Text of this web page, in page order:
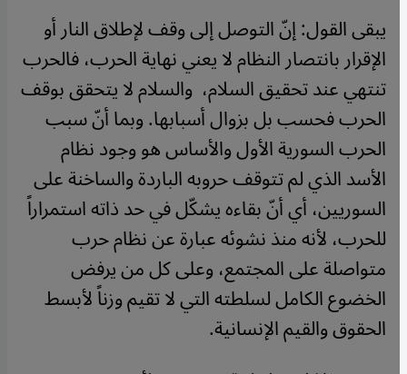
يبقى القول: إنّ التوصل إلى وقف لإطلاق النار أو
الإقرار بانتصار النظام لا يعني نهاية الحرب، فالحرب
تنتهي عند تحقيق السلام، والسلام لا يتحقق بوقف
الحرب فحسب بل بزوال أسبابها. وبما أنّ سبب
الحرب السورية الأول والأساس هو وجود نظام
الأسد الذي لم تتوقف حروبه الباردة والساخنة على
السوريين، أي أنّ بقاءه يشكّل في حد ذاته استمراراً
للحرب، لأنه منذ نشوئه عبارة عن نظام حرب
متواصلة على المجتمع، وعلى كل من يرفض
الخضوع الكامل لسلطته التي لا تقيم وزناً لأبسط
الحقوق والقيم الإنسانية.